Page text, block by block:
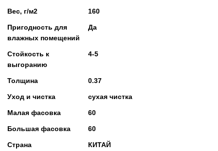
Вес, г/м2 160
Пригодность для
влажных помещений
Да
Стойкость к
выгоранию
4-5
Толщина 0.37
Уход и чистка сухая чистка
Малая фасовка 60
Большая фасовка 60
Страна
КИТАЙ